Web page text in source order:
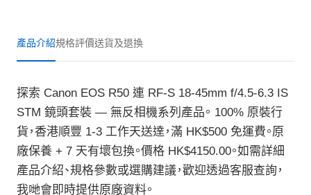
產品介紹規格評價送貨及退換
探索 Canon EOS R50 連 RF-S 18-45mm f/4.5-6.3 IS
STM 鏡頭套裝 — 無反相機系列產品。 100% 原裝行
貨，香港順豐 1-3 工作天送達，滿 HK$500 免運費。原
廠保養 + 7 天有壞包換。價格 HK$4150.00。如需詳細
產品介紹、規格參數或選購建議，歡迎透過客服查詢，
我哋會即時提供原廠資料。